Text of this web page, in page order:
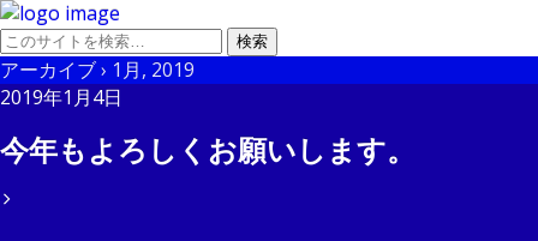
アーカイブ › 1月, 2019
2019年1月4日
今年もよろしくお願いします。